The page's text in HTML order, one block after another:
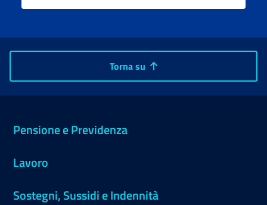
Torna su
Pensione e Previdenza
Lavoro
Sostegni, Sussidi e Indennità